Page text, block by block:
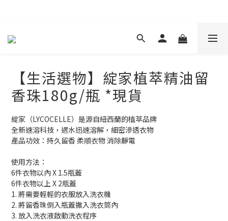
【生活選物】綻家植萃精油留
香珠180g/瓶 *現貨
綻家（LYCOCELLE）是源自紐西蘭的植萃品牌
全新速溶科技，遇水迅速溶解，細密滲透衣物
產品功效：持久留香 柔順衣物 消除靜電
使用方法：
6件衣物以內 X 1.5瓶蓋
6件衣物以上 X 2瓶蓋
1. 將需要輕輕的衣服放入洗衣機
2. 將留香珠倒入瓶蓋撒入洗衣筒內
3. 放入洗衣液啟動洗衣程序